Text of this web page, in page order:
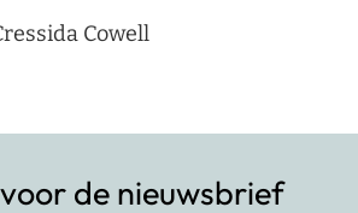
Cowell
de nieuwsbrief